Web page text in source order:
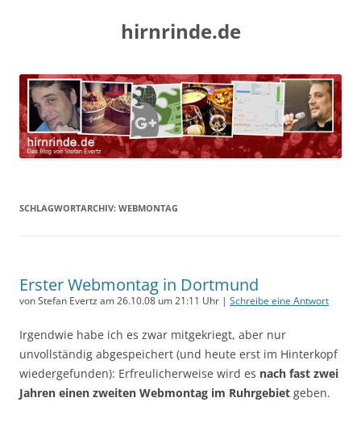
hirnrinde.de
SCHLAGWORTARCHIV: WEBMONTAG
Erster Webmontag in Dortmund
von Stefan Evertz am 26.10.08 um 21:11 Uhr | Schreibe eine Antwort
Irgendwie habe ich es zwar mitgekriegt, aber nur
unvollständig abgespeichert (und heute erst im Hinterkopf
wiedergefunden): Erfreulicherweise wird es nach fast zwei
Jahren einen zweiten Webmontag im Ruhrgebiet geben.